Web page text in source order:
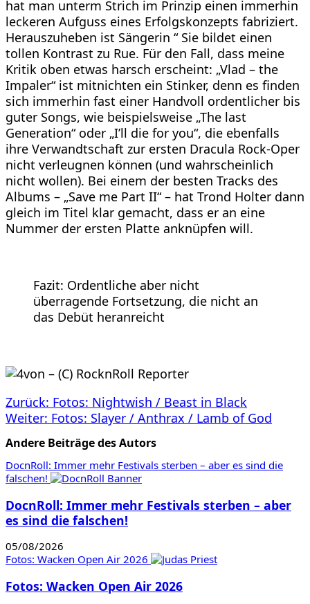
hat man unterm Strich im Prinzip einen immerhin
leckeren Aufguss eines Erfolgskonzepts fabriziert.
Herauszuheben ist Sängerin “ Sie bildet einen
tollen Kontrast zu Rue. Für den Fall, dass meine
Kritik oben etwas harsch erscheint: „Vlad – the
Impaler“ ist mitnichten ein Stinker, denn es finden
sich immerhin fast einer Handvoll ordentlicher bis
guter Songs, wie beispielsweise „The last
Generation“ oder „I’ll die for you“, die ebenfalls
ihre Verwandtschaft zur ersten Dracula Rock-Oper
nicht verleugnen können (und wahrscheinlich
nicht wollen). Bei einem der besten Tracks des
Albums – „Save me Part II“ – hat Trond Holter dann
gleich im Titel klar gemacht, dass er an eine
Nummer der ersten Platte anknüpfen will.
Fazit: Ordentliche aber nicht
überragende Fortsetzung, die nicht an
das Debüt heranreicht
Beitragsnavigation
Zurück: Fotos: Nightwish / Beast in Black
Weiter: Fotos: Slayer / Anthrax / Lamb of God
Andere Beiträge des Autors
DocnRoll: Immer mehr Festivals sterben – aber es sind die
falschen!
DocnRoll: Immer mehr Festivals sterben – aber
es sind die falschen!
05/08/2026
Fotos: Wacken Open Air 2026
Fotos: Wacken Open Air 2026